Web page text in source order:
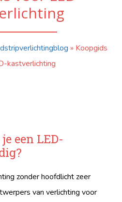
» Koopgids
kastverlichting
een LED-
zonder hoofdlicht zeer
van verlichting voor